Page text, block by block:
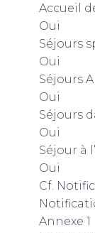
Accueil
Oui
Séjours
Oui
Séjours
Oui
Séjours
Oui
Séjour à
Oui
Cf.
Annexe 1